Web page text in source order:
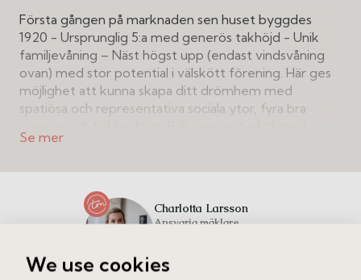
Första gången på marknaden sen huset byggdes
1920 - Ursprunglig 5:a med generös takhöjd - Unik
familjevåning – Näst högst upp (endast vindsvåning
ovan) med stor potential i välskött förening. Här ges
möjlighet att kunna skapa ditt drömhem med
spatiösa och representativa sociala ytor, fyra bra
endast himlen som tak och utsikt över takåsar, öppna
detaljer från byggåret. Generösa fönster med djupa
nischer i två väderstreck, generös takhöjd,
tidigare varit ute på marknaden. Belägen i en välskött
Charlotta Larsson
Ansvarig mäklare
We use cookies